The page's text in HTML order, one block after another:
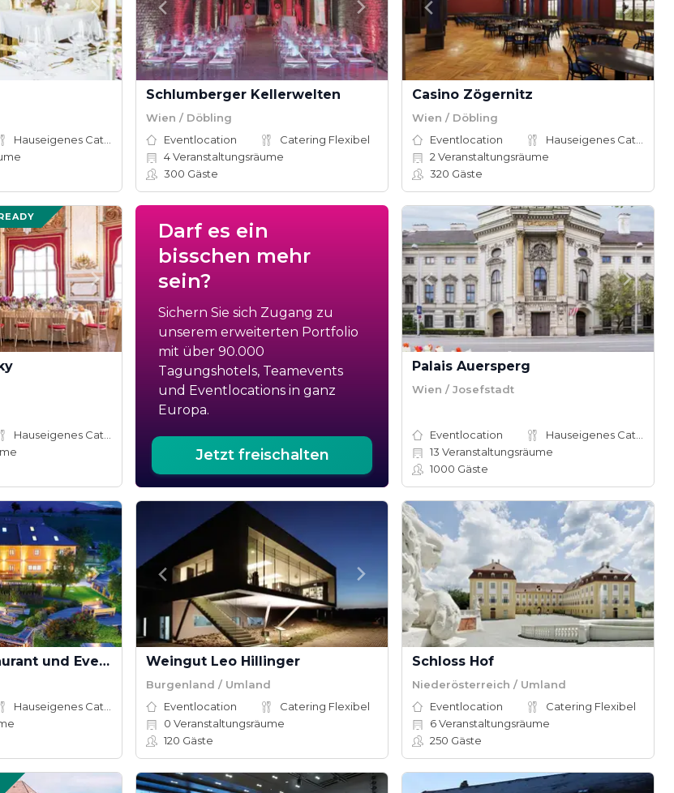
Schlumberger Kellerwelten
Wien / Döbling
Eventlocation
Catering Flexibel
4Veranstaltungsräume
300 Gäste
Casino Zögernitz
Wien / Döbling
Eventlocation
2 Veranstaltungsräume
320 Gäste
Darf es ein
bisschen mehr
sein?
Sichern Sie sich Zugang zu
unserem erweiterten Portfolio
mit über 90.000
Tagungshotels, Teamevents
und Eventlocations in ganz
Europa.
Jetzt freischalten
Palais Auersperg
Wien / Josefstadt
Eventlocation
13 Veranstaltungsräume
1000 Gäste
Ramsauhof Restaurant und Event4kanter Weingut Leo Hillinger
Burgenland / Umland
Eventlocation
Catering Flexibel
0 Veranstaltungsräume
120 Gäste
Schloss Hof
Niederösterreich / Umland
Eventlocation
Catering Flexibel
6Veranstaltungsräume
250 Gäste